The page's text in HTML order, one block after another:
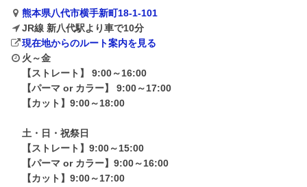
熊本県八代市横手新町18-1-101
JR線 新八代駅より車で10分
現在地からのルート案内を見る
火～金
【ストレート】 9:00～16:00
【パーマ or カラー】 9:00～17:00
【カット】9:00～18:00
土・日・祝祭日
【ストレート】9:00～15:00
【パーマ or カラー】9:00～16:00
【カット】9:00～17:00